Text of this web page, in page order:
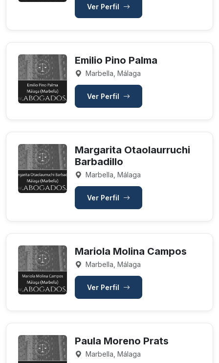
Ver Perfil
Emilio Pino Palma
Marbella, Málaga
Ver Perfil
Margarita Otaolaurruchi
Barbadillo
Marbella, Málaga
Ver Perfil
Mariola Molina Campos
Marbella, Málaga
Ver Perfil
Paula Moreno Prats
Marbella, Málaga